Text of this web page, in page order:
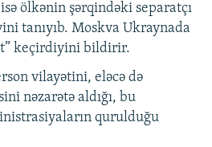
ölkənin şərqindəki separatçı
tanıyıb. Moskva Ukraynada
keçirdiyini bildirir.
vilayətini, eləcə də
nəzarətə aldığı, bu
qurulduğu